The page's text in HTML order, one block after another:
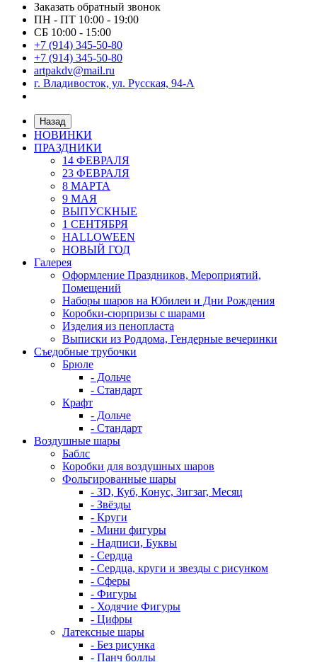
Заказать обратный звонок
ПН - ПТ 10:00 - 19:00
СБ 10:00 - 15:00
+7 (914) 345-50-80
+7 (914) 345-50-80
artpakdv@mail.ru
г. Владивосток, ул. Русская, 94-А
Назад
НОВИНКИ
ПРАЗДНИКИ
14 ФЕВРАЛЯ
23 ФЕВРАЛЯ
8 МАРТА
9 МАЯ
ВЫПУСКНЫЕ
1 СЕНТЯБРЯ
HALLOWEEN
НОВЫЙ ГОД
Галерея
Оформление Праздников, Мероприятий,
Помещений
Наборы шаров на Юбилеи и Дни Рождения
Коробки-сюрпризы с шарами
Изделия из пенопласта
Выписки из Роддома, Гендерные вечеринки
Съедобные трубочки
Брюле
- Дольче
- Стандарт
Крафт
- Дольче
- Стандарт
Воздушные шары
Баблс
Коробки для воздушных шаров
Фольгированные шары
- 3D, Куб, Конус, Зигзаг, Месяц
- Звёзды
- Круги
- Мини фигуры
- Надписи, Буквы
- Сердца
- Сердца, круги и звезды с рисунком
- Сферы
- Фигуры
- Ходячие Фигуры
- Цифры
Латексные шары
- Без рисунка
- Панч боллы